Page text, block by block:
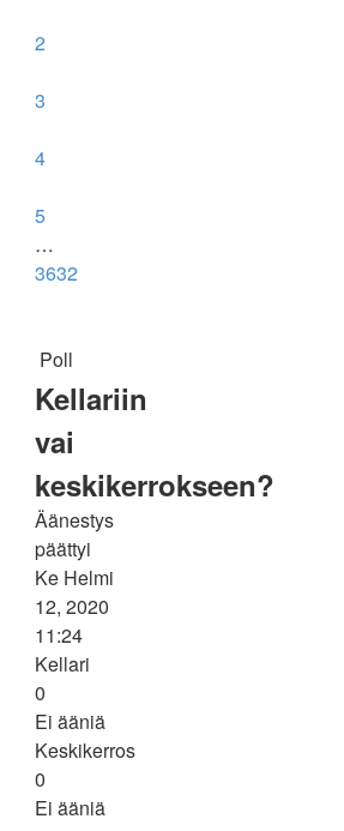
2
3
4
5
…
3632
Poll
Kellariin
vai
keskikerrokseen?
Äänestys
päättyi
Ke Helmi
12, 2020
11:24
Kellari
0
Ei ääniä
Keskikerros
0
Ei ääniä